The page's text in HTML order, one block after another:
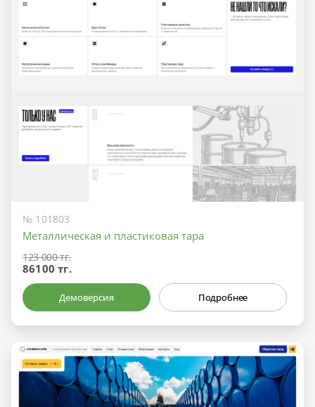
№ 101803
Металлическая и пластиковая тара
123 000 тг.
86100 тг.
Демоверсия Подробнее